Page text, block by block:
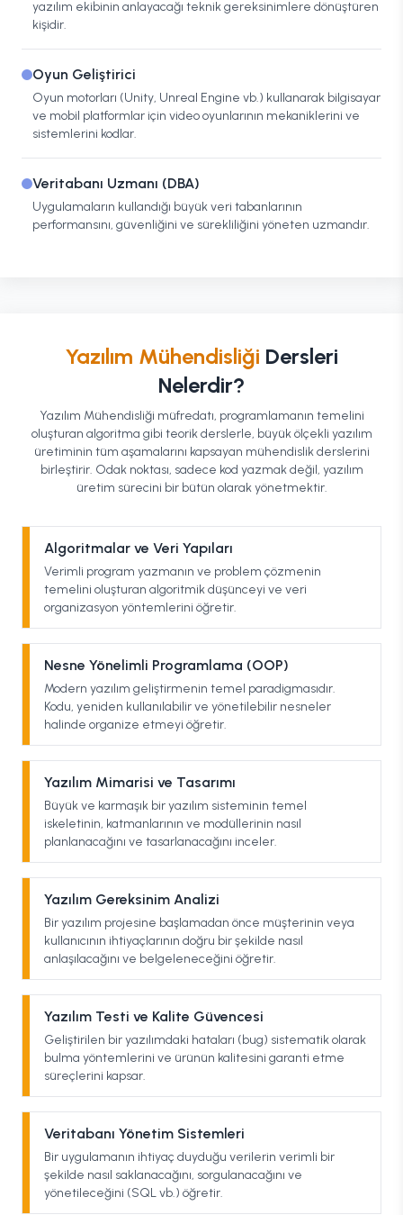
yazılım ekibinin anlayacağı teknik gereksinimlere dönüştüren
kişidir.
Oyun Geliştirici
Oyun motorları (Unity, Unreal Engine vb.) kullanarak bilgisayar
ve mobil platformlar için video oyunlarının mekaniklerini ve
sistemlerini kodlar.
Veritabanı Uzmanı (DBA)
Uygulamaların kullandığı büyük veri tabanlarının
performansını, güvenliğini ve sürekliliğini yöneten uzmandır.
Yazılım Mühendisliği Dersleri
Nelerdir?
Yazılım Mühendisliği müfredatı, programlamanın temelini
oluşturan algoritma gibi teorik derslerle, büyük ölçekli yazılım
üretiminin tüm aşamalarını kapsayan mühendislik derslerini
birleştirir. Odak noktası, sadece kod yazmak değil, yazılım
üretim sürecini bir bütün olarak yönetmektir.
Algoritmalar ve Veri Yapıları
Verimli program yazmanın ve problem çözmenin
temelini oluşturan algoritmik düşünceyi ve veri
organizasyon yöntemlerini öğretir.
Nesne Yönelimli Programlama (OOP)
Modern yazılım geliştirmenin temel paradigmasıdır.
Kodu, yeniden kullanılabilir ve yönetilebilir nesneler
halinde organize etmeyi öğretir.
Yazılım Mimarisi ve Tasarımı
Büyük ve karmaşık bir yazılım sisteminin temel
iskeletinin, katmanlarının ve modüllerinin nasıl
planlanacağını ve tasarlanacağını inceler.
Yazılım Gereksinim Analizi
Bir yazılım projesine başlamadan önce müşterinin veya
kullanıcının ihtiyaçlarının doğru bir şekilde nasıl
anlaşılacağını ve belgeleneceğini öğretir.
Yazılım Testi ve Kalite Güvencesi
Geliştirilen bir yazılımdaki hataları (bug) sistematik olarak
bulma yöntemlerini ve ürünün kalitesini garanti etme
süreçlerini kapsar.
Veritabanı Yönetim Sistemleri
Bir uygulamanın ihtiyaç duyduğu verilerin verimli bir
şekilde nasıl saklanacağını, sorgulanacağını ve
yönetileceğini (SQL vb.) öğretir.